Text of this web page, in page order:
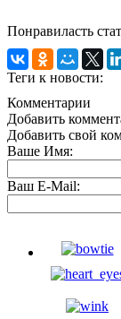
Понравиласть
Теги к новости:
Комментарии
Добавить
Добавить свой
Ваше Имя:
Ваш E-Mail: